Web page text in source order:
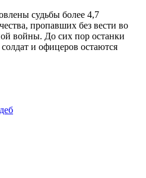
судьбы более 4,7
, пропавших без вести во
войны. До сих пор останки
и офицеров остаются